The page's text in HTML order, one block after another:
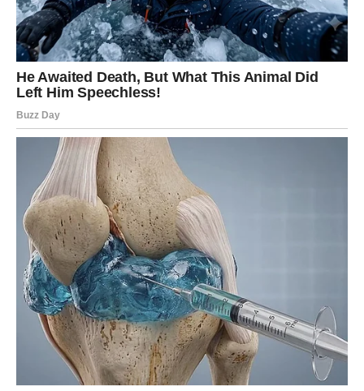
iskrene razgovore, priznanja ili emotivnu bliskost koja
briše stare sumnje. Ako si slobodan, neko može ući u tvoj
životnaglo, snažno i magnetski, ostavljajući utisak koji
se ne zaboravlja lako. Ovo nije prolazna energija – ovo je
susret koji ima težinu.
Strast je pojačana, ali nije destruktivna. Naprotiv, ona
dolazi kao potvrda da si živ, prisutan i spreman da se
prepustiš bez straha. Škorpija sledećeg vikenda uči da
ranjivost nije slabost, već hrabrost.